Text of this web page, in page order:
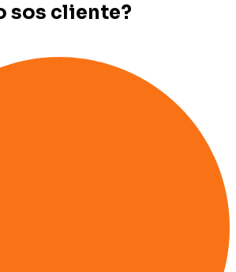
sos cliente?